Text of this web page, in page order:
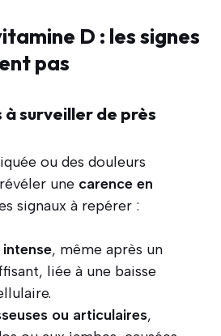
D : les signes
pas
à surveiller de près
ou des douleurs
une carence en
signaux à repérer :
, même après un
liée à une baisse
ou articulaires,